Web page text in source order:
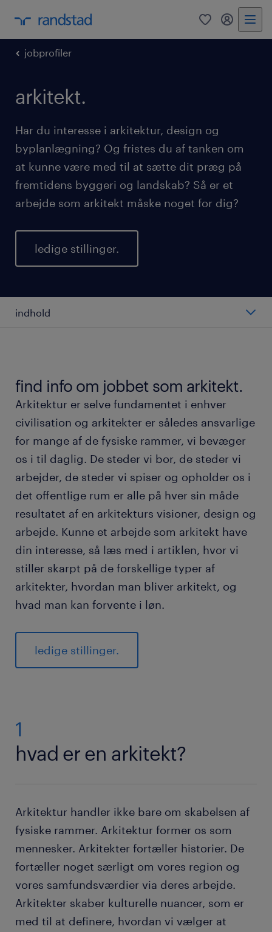
0
jobprofiler
arkitekt.
Har du interesse i arkitektur, design og
byplanlægning? Og fristes du af tanken om
at kunne være med til at sætte dit præg på
fremtidens byggeri og landskab? Så er et
arbejde som arkitekt måske noget for dig?
ledige stillinger.
indhold
gennemsnitslønnen for en arkitekt
typer af arkitekter
ansvarsområder som arkitekt
arbejdet som arkitekt
sådan bliver du arkitekt
fordele ved at finde et job som arkitekt via
Randstad
ofte stillede spørgsmål
find info om jobbet som arkitekt.
Arkitektur er selve fundamentet i enhver
civilisation og arkitekter er således ansvarlige
for mange af de fysiske rammer, vi bevæger
os i til daglig. De steder vi bor, de steder vi
arbejder, de steder vi spiser og opholder os i
det offentlige rum er alle på hver sin måde
resultatet af en arkitekturs visioner, design og
arbejde. Kunne et arbejde som arkitekt have
din interesse, så læs med i artiklen, hvor vi
stiller skarpt på de forskellige typer af
arkitekter, hvordan man bliver arkitekt, og
hvad man kan forvente i løn.
ledige stillinger.
1
hvad er en arkitekt?
Arkitektur handler ikke bare om skabelsen af
fysiske rammer. Arkitektur former os som
mennesker. Arkitekter fortæller historier. De
fortæller noget særligt om vores region og
vores samfundsværdier via deres arbejde.
Arkitekter skaber kulturelle nuancer, som er
med til at definere, hvordan vi vælger at